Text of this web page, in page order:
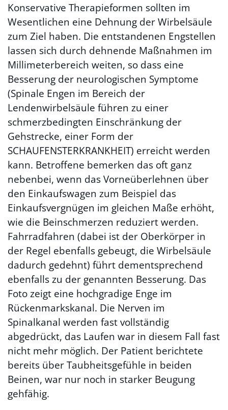
Konservative Therapieformen sollten im
Wesentlichen eine Dehnung der Wirbelsäule
zum Ziel haben. Die entstandenen Engstellen
lassen sich durch dehnende Maßnahmen im
Millimeterbereich weiten, so dass eine
Besserung der neurologischen Symptome
(Spinale Engen im Bereich der
Lendenwirbelsäule führen zu einer
schmerzbedingten Einschränkung der
Gehstrecke, einer Form der
SCHAUFENSTERKRANKHEIT) erreicht werden
kann. Betroffene bemerken das oft ganz
nebenbei, wenn das Vorneüberlehnen über
den Einkaufswagen zum Beispiel das
Einkaufsvergnügen im gleichen Maße erhöht,
wie die Beinschmerzen reduziert werden.
Fahrradfahren (dabei ist der Oberkörper in
der Regel ebenfalls gebeugt, die Wirbelsäule
dadurch gedehnt) führt dementsprechend
ebenfalls zu der genannten Besserung. Das
Foto zeigt eine hochgradige Enge im
Rückenmarkskanal. Die Nerven im
Spinalkanal werden fast vollständig
abgedrückt, das Laufen war in diesem Fall fast
nicht mehr möglich. Der Patient berichtete
bereits über Taubheitsgefühle in beiden
Beinen, war nur noch in starker Beugung
gehfähig.